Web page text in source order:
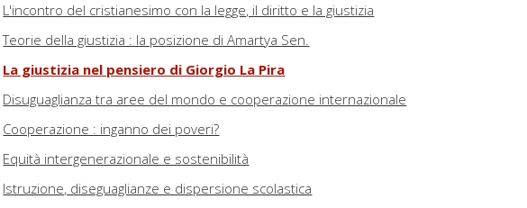
L'incontro del cristianesimo con la legge, il diritto e la giustizia
Teorie della giustizia : la posizione di Amartya Sen.
La giustizia nel pensiero di Giorgio La Pira
Disuguaglianza tra aree del mondo e cooperazione internazionale
Cooperazione : inganno dei poveri?
Equità intergenerazionale e sostenibilità
Istruzione, diseguaglianze e dispersione scolastica